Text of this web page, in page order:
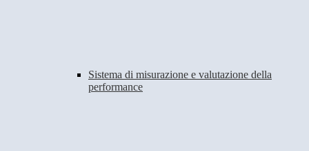
Sistema di misurazione e valutazione della
performance